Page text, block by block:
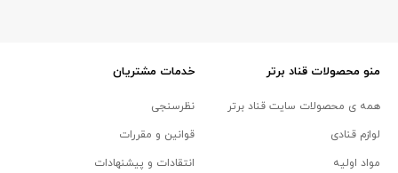
منو محصولات قناد برتر
همه ی محصولات سایت قناد برتر
لوازم قنادی
مواد اولیه
خدمات مشتریان
نظرسنجی
قوانین و مقررات
انتقادات و پیشنهادات